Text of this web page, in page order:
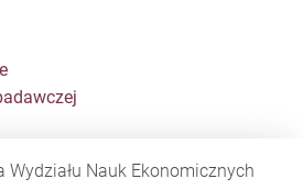
Wydziału Nauk Ekonomicznych